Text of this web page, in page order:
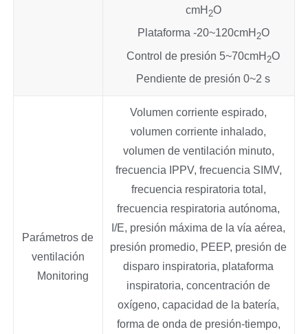
cmH 2O
Plataforma -20~120cmH 2O
Control de presión 5~70cmH 2O
Pendiente de presión 0~2 s
Parámetros de
ventilación
Monitoring
Volumen corriente espirado,
volumen corriente inhalado,
volumen de ventilación minuto,
frecuencia IPPV, frecuencia SIMV,
frecuencia respiratoria total,
frecuencia respiratoria autónoma,
I/E, presión máxima de la vía aérea,
presión promedio, PEEP, presión de
disparo inspiratoria, plataforma
inspiratoria, concentración de
oxígeno, capacidad de la batería,
forma de onda de presión-tiempo,